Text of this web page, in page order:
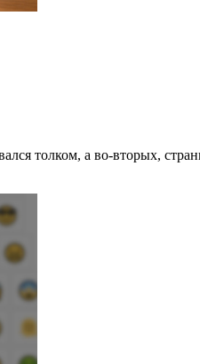
толком, а во-вторых,